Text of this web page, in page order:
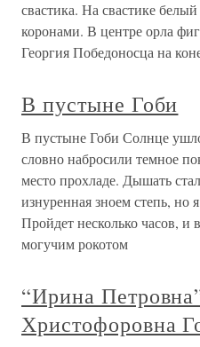
свастика. На свастике
коронами. В центре орла
Георгия Победоносца на
В пустыне Гоби
В пустыне Гоби Солнце
словно набросили темное
место прохладе. Дышать
изнуренная зноем степь, но
Пройдет несколько часов, и
могучим рокотом
“Ирина
Христофоровна